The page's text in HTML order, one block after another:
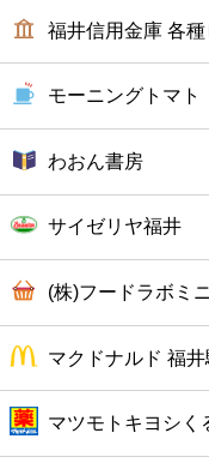
病院
ホテル
福井信用金庫 各
モーニングトマト
わおん書房
サイゼリヤ福井
(株)フードラボミ
マクドナルド 福
マツモトキヨシく